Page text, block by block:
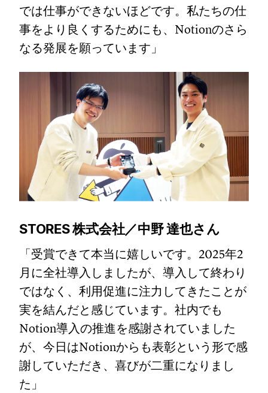
では仕事ができないほどです。私たちの仕
事をより良くするためにも、Notionのさら
なる発展を願っています」
STORES 株式会社／中野 達也さん
「受賞できて本当に嬉しいです。2025年2
月に全社導入しましたが、導入して終わり
ではなく、利用促進に注力してきたことが
実を結んだと感じています。社内でも
Notion導入の推進を感謝されていました
が、今日はNotionからも表彰という形で感
謝していただき、喜びが二重になりまし
た」